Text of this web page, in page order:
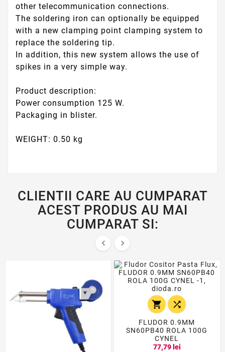
other telecommunication connections.
The soldering iron can optionally be equipped
with a new clamping point clamping system to
replace the soldering tip.
In addition, this new system allows the use of
spikes in a very simple way.
Product description:
Power consumption 125 W.
Packaging in blister.
WEIGHT: 0.50 kg
CLIENTII CARE AU CUMPARAT
ACEST PRODUS AU MAI
CUMPARAT SI:
 
 
FLUDOR 0.9MM
SN60PB40 ROLA 100G
CYNEL
77,79 lei